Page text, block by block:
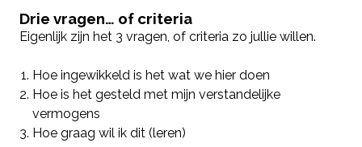
Drie vragen… of criteria
Eigenlijk zijn het 3 vragen, of criteria zo jullie willen.
Hoe ingewikkeld is het wat we hier doen
Hoe is het gesteld met mijn verstandelijke
vermogens
Hoe graag wil ik dit (leren)